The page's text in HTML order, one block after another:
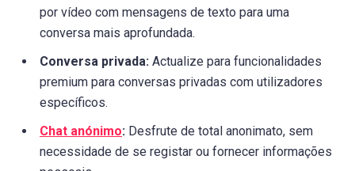
por vídeo com mensagens de texto para uma
conversa mais aprofundada.
Conversa privada: Actualize para funcionalidades
premium para conversas privadas com utilizadores
específicos.
Chat anónimo: Desfrute de total anonimato, sem
necessidade de se registar ou fornecer informações